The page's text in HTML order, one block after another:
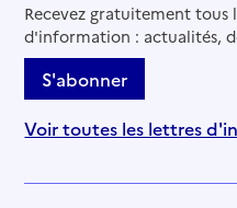
Recevez gratuitement
d'information : actualités,
S'abonner
Voir toutes les lettres